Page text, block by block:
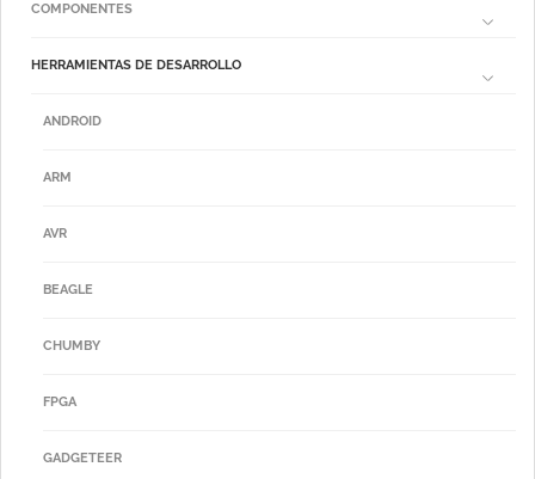
COMPONENTES
HERRAMIENTAS DE DESARROLLO
ANDROID
ARM
AVR
BEAGLE
CHUMBY
FPGA
GADGETEER